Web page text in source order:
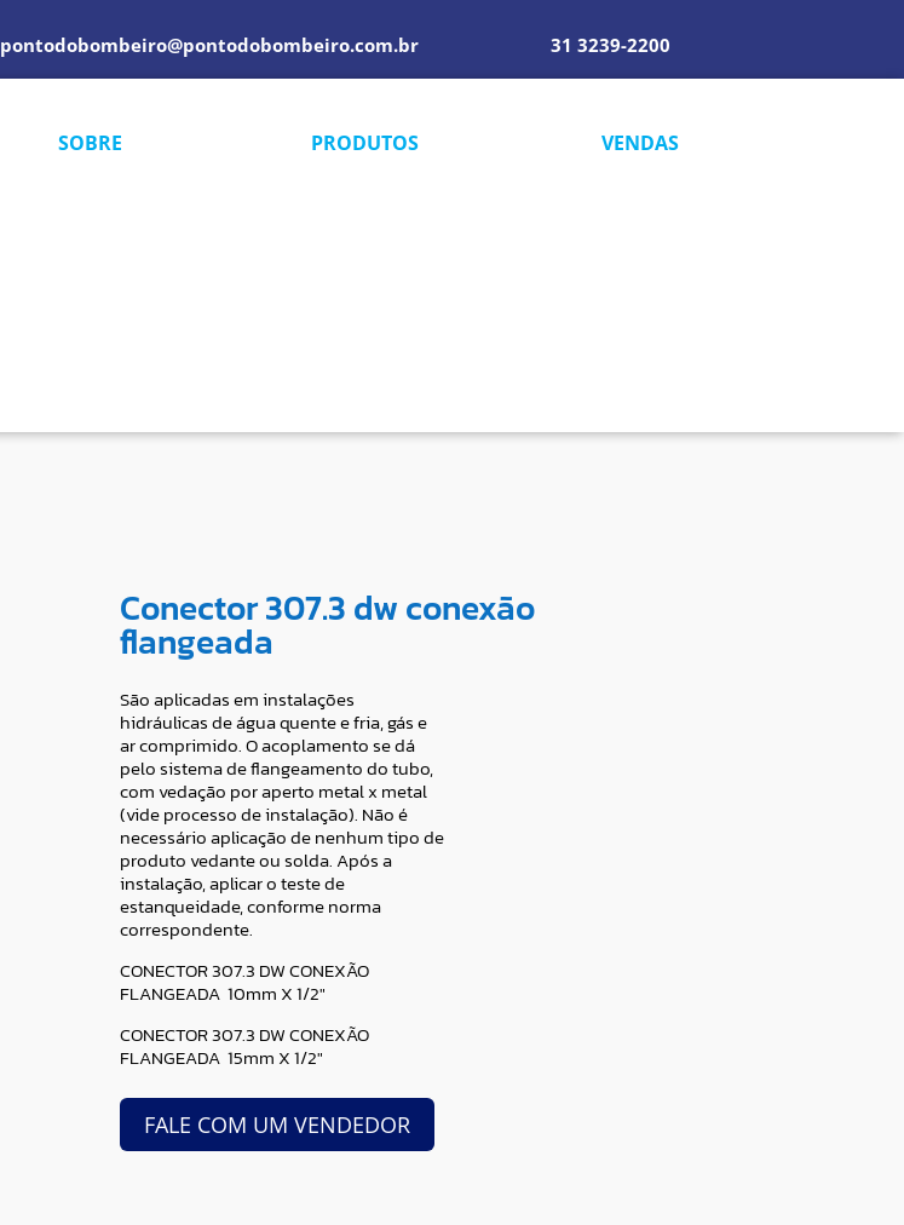
pontodobombeiro@pontodobombeiro.com.br 31 3239-2200
SOBRE PRODUTOS VENDAS
Conector 307.3 dw conexão
flangeada
São aplicadas em instalações
hidráulicas de água quente e fria, gás e
ar comprimido. O acoplamento se dá
pelo sistema de flangeamento do tubo,
com vedação por aperto metal x metal
(vide processo de instalação). Não é
necessário aplicação de nenhum tipo de
produto vedante ou solda. Após a
instalação, aplicar o teste de
estanqueidade, conforme norma
correspondente.
CONECTOR 307.3 DW CONEXÃO
FLANGEADA 10mm X 1/2″
CONECTOR 307.3 DW CONEXÃO
FLANGEADA 15mm X 1/2″
FALE COM UM VENDEDOR